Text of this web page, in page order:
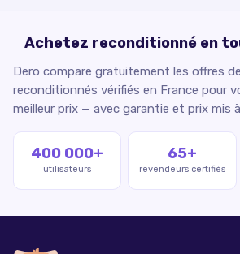
Achetez reconditionné en
Dero compare gratuitement les offres
reconditionnés vérifiés en France pour
meilleur prix — avec garantie et prix mis
400 000+
utilisateurs
65+
revendeurs certifiés